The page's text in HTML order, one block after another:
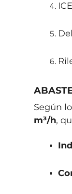
Según
m³/h,